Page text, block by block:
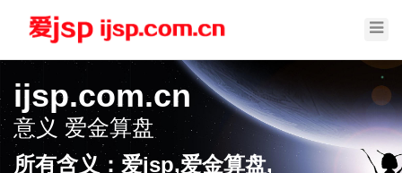
ijsp.com.cn
意义爱金算盘
所有含义：爱jsp,爱金算盘,